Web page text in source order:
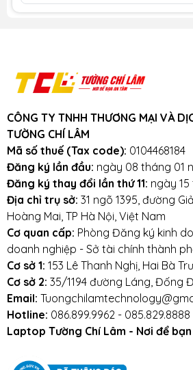
như sử dụng thời gian
pin chết, pin k sạc được
Khuyến mãi: Hỗ trợ
3km.
Cam kết:
chất lượng cao. Với tiêu
hàng đầu, chúng thôi
hàng kém chất lượng,
đến laptop của khách
Lâm
– Điểm 10 cho sự
Lưu ý khi sử dụng pin
Tránh pin bị va đập, rơi vỡ,
động vật lý bên ngoài vào
Tránh pin tiếp xúc với nước.
Tắt các ứng dụng không cần
CÔNG TY TNHH THƯƠNG MẠI VÀ
TƯỜNG CHÍ LÂM
Mã số thuế (Tax code): 0104468184
Đăng ký lần đầu: ngày 08 tháng 01
Đăng ký thay đổi lần thứ 11: ngày
Địa chỉ trụ sở: 31 ngõ 1395, đường
Hoàng Mai, TP Hà Nội, Việt Nam
Cơ quan cấp: Phòng Đăng ký kinh
doanh nghiệp - Sở tài chính thành
Cơ sở 1: 153 Lê Thanh Nghị, Hai Bà
Cơ sở 2: 35/1194 đường Láng, Đống
Email:
Hotline: 086.899.9962 - 085.829.8888
Laptop Tường Chí Lâm - Nơi để